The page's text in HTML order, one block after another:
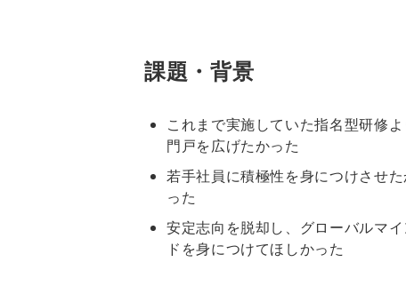
課題・背景
これまで実施していた指名型研修よ
門戸を広げたかった
若手社員に積極性を身につけさせ
った
安定志向を脱却し、グローバルマイ
ドを身につけてほしかった